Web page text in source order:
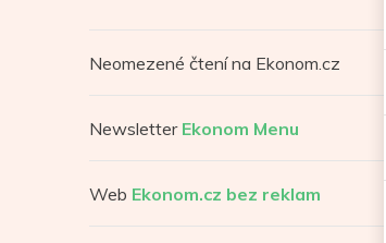
Neomezené čtení na Ekonom.cz
Newsletter Ekonom Menu
Web Ekonom.cz bez reklam